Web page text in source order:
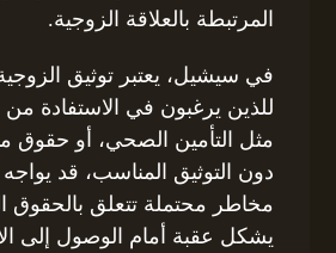
المرتبطة بالعلاقة الزوجية.
في سيشيل، يعتبر توثيق
للذين يرغبون في الاستفادة من
مثل التأمين الصحي، أو حقوق
دون التوثيق المناسب، قد
مخاطر محتملة تتعلق بالحقوق
يشكل عقبة أمام الوصول إلى